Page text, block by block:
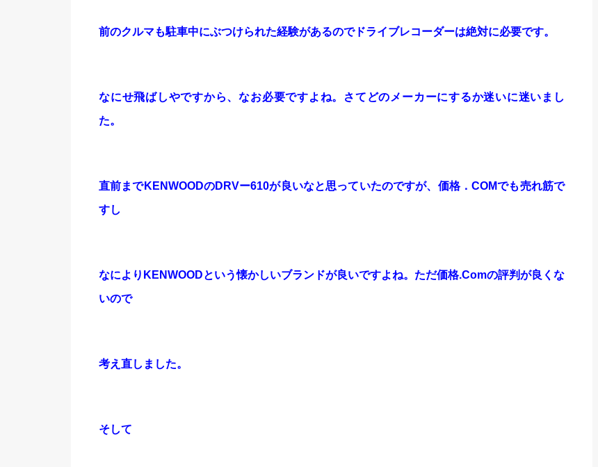
前のクルマも駐車中にぶつけられた経験があるのでドライブレコーダーは絶対に必要です。
なにせ飛ばしやですから、なお必要ですよね。さてどのメーカーにするか迷いに迷いまし
た。
直前までKENWOODのDRVー610が良いなと思っていたのですが、価格．COMでも売れ筋で
すし
なによりKENWOODという懐かしいブランドが良いですよね。ただ価格.Comの評判が良くな
いので
考え直しました。
そして